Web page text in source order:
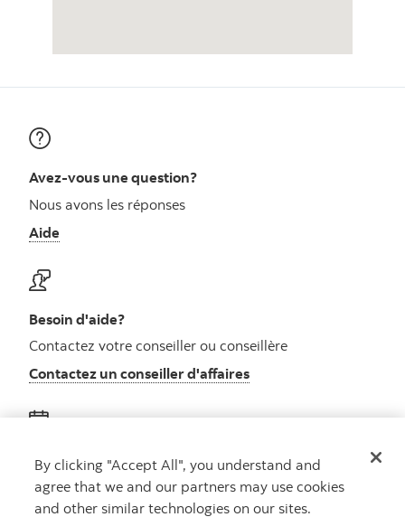
Avez-vous une question?
Nous avons les réponses
Aide
Besoin d'aide?
Contactez votre conseiller ou conseillère
Contactez un conseiller d'affaires
Obtenez des conseils
Rencontrez un conseiller
By clicking "Accept All", you understand and
agree that we and our partners may use cookies
and other similar technologies on our sites.